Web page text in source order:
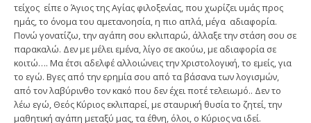
τείχος είπε ο Άγιος της Αγίας φιλοξενίας, που χωρίζει υμάς προς
ημάς, το όνομα του αμετανοησία, η πιο απλά, μέγα αδιαφορία.
Πονώ γονατίζω, την αγάπη σου εκλιπαρώ, άλλαξε την στάση σου σε
παρακαλώ. Δεν με μέλει εμένα, λίγο σε ακούω, με αδιαφορία σε
κοιτώ…. Μα έτσι αδελφέ αλλοιώνεις την Χριστολογική, το εμείς, για
το εγώ. Βγες από την ερημία σου από τα βάσανα των λογισμών,
από τον λαβύρινθο τον κακό που δεν έχει ποτέ τελειωμό.. Δεν το
λέω εγώ, Θεός Κύριος εκλιπαρεί, με σταυρική θυσία το ζητεί, την
μαθητική αγάπη μεταξύ μας, τα έθνη, όλοι, ο Κύριος να ιδεί.